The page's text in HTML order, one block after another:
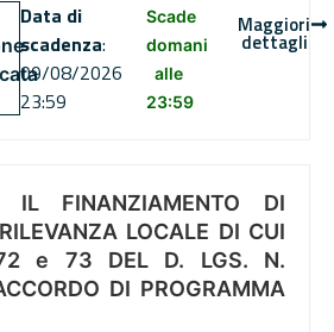
Data di
scadenza:
09/08/2026
23:59
Scade
domani
alle
23:59
Maggiori
dettagli
IL FINANZIAMENTO DI
LOCALE DI CUI
e 73 DEL D. LGS. N.
DI PROGRAMMA